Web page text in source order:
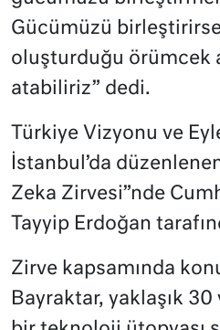
Gücümüzü
oluşturduğu örümcek
atabiliriz” dedi.
Türkiye Vizyonu ve
İstanbul’da
Zeka Zirvesi”nde
Tayyip Erdoğan
Zirve kapsamında
Bayraktar, yaklaşık 30